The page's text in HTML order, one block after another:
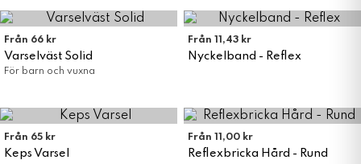
Från 66 kr
Varselväst Solid
För barn och vuxna
Från 11,43 kr
Nyckelband - Reflex
Från 65 kr
Keps Varsel
Från 11,00 kr
Reflexbricka Hård - Rund